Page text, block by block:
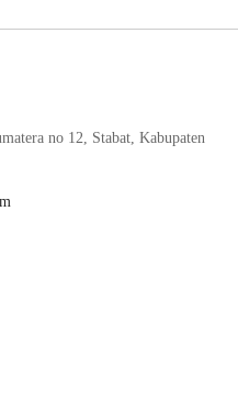
no 12, Stabat, Kabupaten